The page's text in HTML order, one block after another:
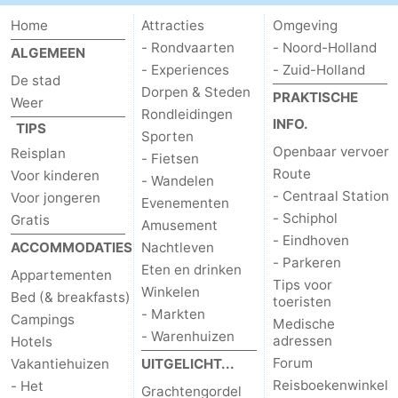
Home
ALGEMEEN
De stad
Weer
TIPS
Reisplan
Voor kinderen
Voor jongeren
Gratis
ACCOMMODATIES
Appartementen
Bed (& breakfasts)
Campings
Hotels
Vakantiehuizen
- Het
Attracties
- Rondvaarten
- Experiences
Dorpen & Steden
Rondleidingen
Sporten
- Fietsen
- Wandelen
Evenementen
Amusement
Nachtleven
Eten en drinken
Winkelen
- Markten
- Warenhuizen
UITGELICHT...
Grachtengordel
Omgeving
- Noord-Holland
- Zuid-Holland
PRAKTISCHE
INFO.
Openbaar vervoer
Route
- Centraal Station
- Schiphol
- Eindhoven
- Parkeren
Tips voor
toeristen
Medische
adressen
Forum
Reisboekenwinkel